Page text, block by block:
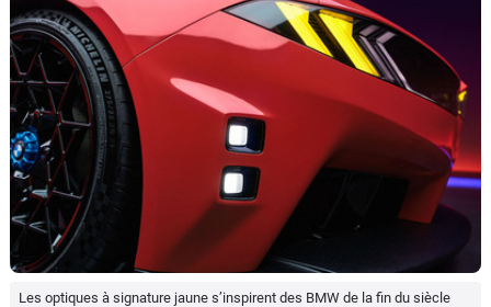
Les optiques à signature jaune s’inspirent des BMW de la fin du siècle